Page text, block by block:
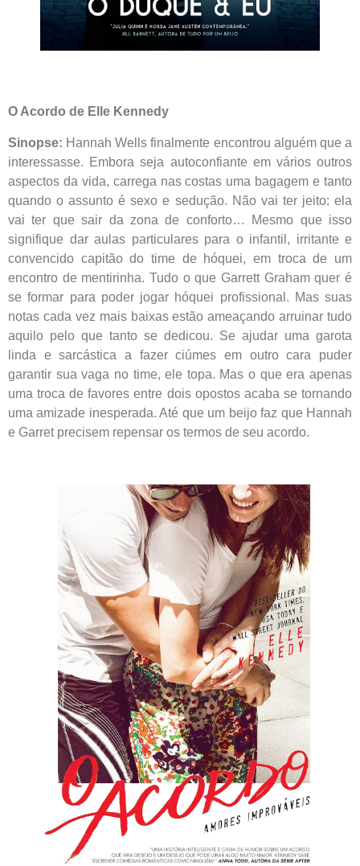
O Acordo de Elle Kennedy
Sinopse: Hannah Wells finalmente encontrou alguém que a
interessasse. Embora seja autoconfiante em vários outros
aspectos da vida, carrega nas costas uma bagagem e tanto
quando o assunto é sexo e sedução. Não vai ter jeito: ela
vai ter que sair da zona de conforto… Mesmo que isso
signifique dar aulas particulares para o infantil, irritante e
convencido capitão do time de hóquei, em troca de um
encontro de mentirinha. Tudo o que Garrett Graham quer é
se formar para poder jogar hóquei profissional. Mas suas
notas cada vez mais baixas estão ameaçando arruinar tudo
aquilo pelo que tanto se dedicou. Se ajudar uma garota
linda e sarcástica a fazer ciúmes em outro cara puder
garantir sua vaga no time, ele topa. Mas o que era apenas
uma troca de favores entre dois opostos acaba se tornando
uma amizade inesperada. Até que um beijo faz que Hannah
e Garret precisem repensar os termos de seu acordo.